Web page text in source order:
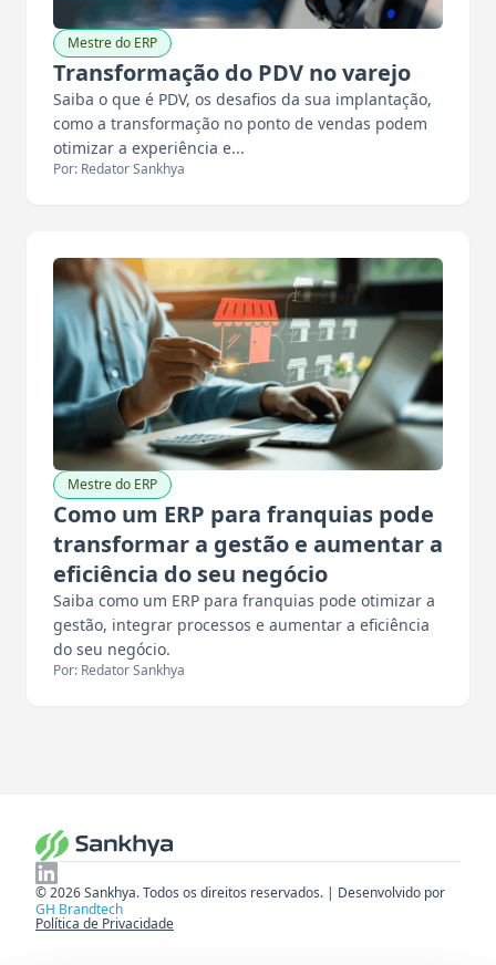
Mestre do ERP
Transformação do PDV no varejo
Saiba o que é PDV, os desafios da sua implantação,
como a transformação no ponto de vendas podem
otimizar a experiência e...
Por: Redator Sankhya
Mestre do ERP
Como um ERP para franquias pode
transformar a gestão e aumentar a
eficiência do seu negócio
Saiba como um ERP para franquias pode otimizar a
gestão, integrar processos e aumentar a eficiência
do seu negócio.
Por: Redator Sankhya
© 2026 Sankhya. Todos os direitos reservados. | Desenvolvido por
GH Brandtech
Política de Privacidade